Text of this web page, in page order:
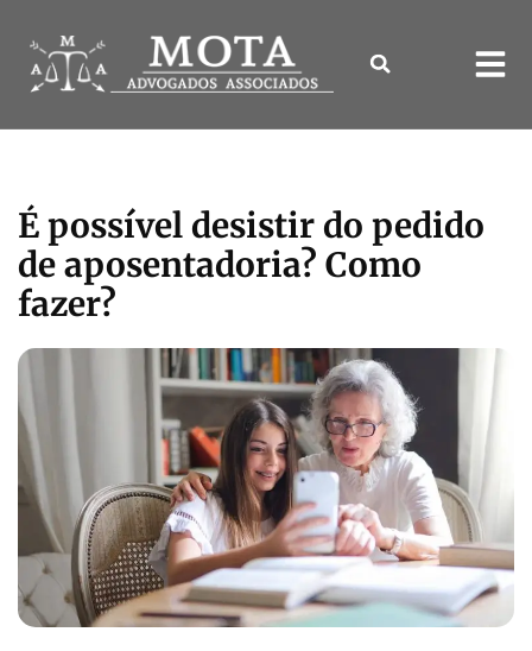
É possível desistir do pedido
de aposentadoria? Como
fazer?